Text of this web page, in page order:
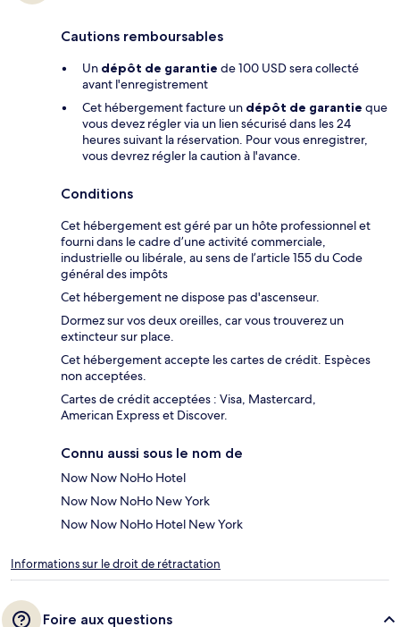
Cautions remboursables
Un dépôt de garantie de 100 USD sera collecté
avant l'enregistrement
Cet hébergement facture un dépôt de garantie que
vous devez régler via un lien sécurisé dans les 24
heures suivant la réservation. Pour vous enregistrer,
vous devrez régler la caution à l'avance.
Conditions
Cet hébergement est géré par un hôte professionnel et
fourni dans le cadre d’une activité commerciale,
industrielle ou libérale, au sens de l’article 155 du Code
général des impôts
Cet hébergement ne dispose pas d'ascenseur.
Dormez sur vos deux oreilles, car vous trouverez un
extincteur sur place.
Cet hébergement accepte les cartes de crédit. Espèces
non acceptées.
Cartes de crédit acceptées : Visa, Mastercard,
American Express et Discover.
Connu aussi sous le nom de
Now Now NoHo Hotel
Now Now NoHo New York
Now Now NoHo Hotel New York
Informations sur le droit de rétractation
Foire aux questions